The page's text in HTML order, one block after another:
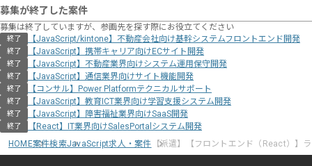
募集が終了した案件
募集は終了していますが、参画先を探す際にお役立てください
終了 【JavaScript/kintone】不動産会社向け基幹システムフロントエンド開発
終了 【JavaScript】携帯キャリア向けECサイト開発
終了 【JavaScript】不動産業界向けシステム運用保守開発
終了 【JavaScript】通信業界向けサイト機能開発
終了 【コンサル】Power Platformテクニカルサポート
終了 【JavaScript】教育ICT業界向け学習支援システム開発
終了 【JavaScript】障害福祉業界向けSaaS開発
終了
【React】IT業界向けSalesPortalシステム開発
HOME案件検索JavaScript求人・案件 【派遣】【フロントエンド（React）】